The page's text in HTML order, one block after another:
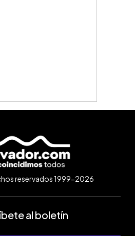
reservados 1999-2026
al boletín